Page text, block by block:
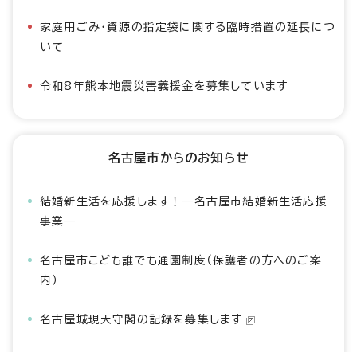
家庭用ごみ・資源の指定袋に関する臨時措置の延長につ
いて
令和8年熊本地震災害義援金を募集しています
名古屋市からのお知らせ
結婚新生活を応援します！―名古屋市結婚新生活応援
事業―
名古屋市こども誰でも通園制度（保護者の方へのご案
内）
名古屋城現天守閣の記録を募集します